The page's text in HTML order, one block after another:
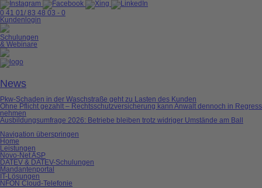
0 41 01/ 83 48 03 - 0
Kundenlogin
Schulungen
& Webinare
News
Pkw-Schaden in der Waschstraße geht zu Lasten des Kunden
Ohne Pflicht gezahlt – Rechtsschutzversicherung kann Anwalt dennoch in Regress
nehmen
Ausbildungsumfrage 2026: Betriebe bleiben trotz widriger Umstände am Ball
Navigation überspringen
Home
Leistungen
Novo-Net ASP
DATEV & DATEV-Schulungen
Mandantenportal
IT-Lösungen
NFON Cloud-Telefonie